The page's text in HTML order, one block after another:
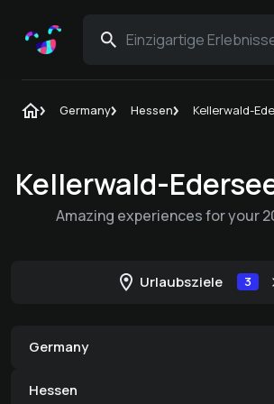
Germany Hessen Kellerwald-
Kellerwald-
Amazing experiences for your
Urlaubsziele 3
Germany
Hessen